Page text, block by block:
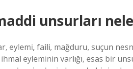
unsurları
eylemi, faili, mağduru, suçun
eyleminin varlığı, esas bir